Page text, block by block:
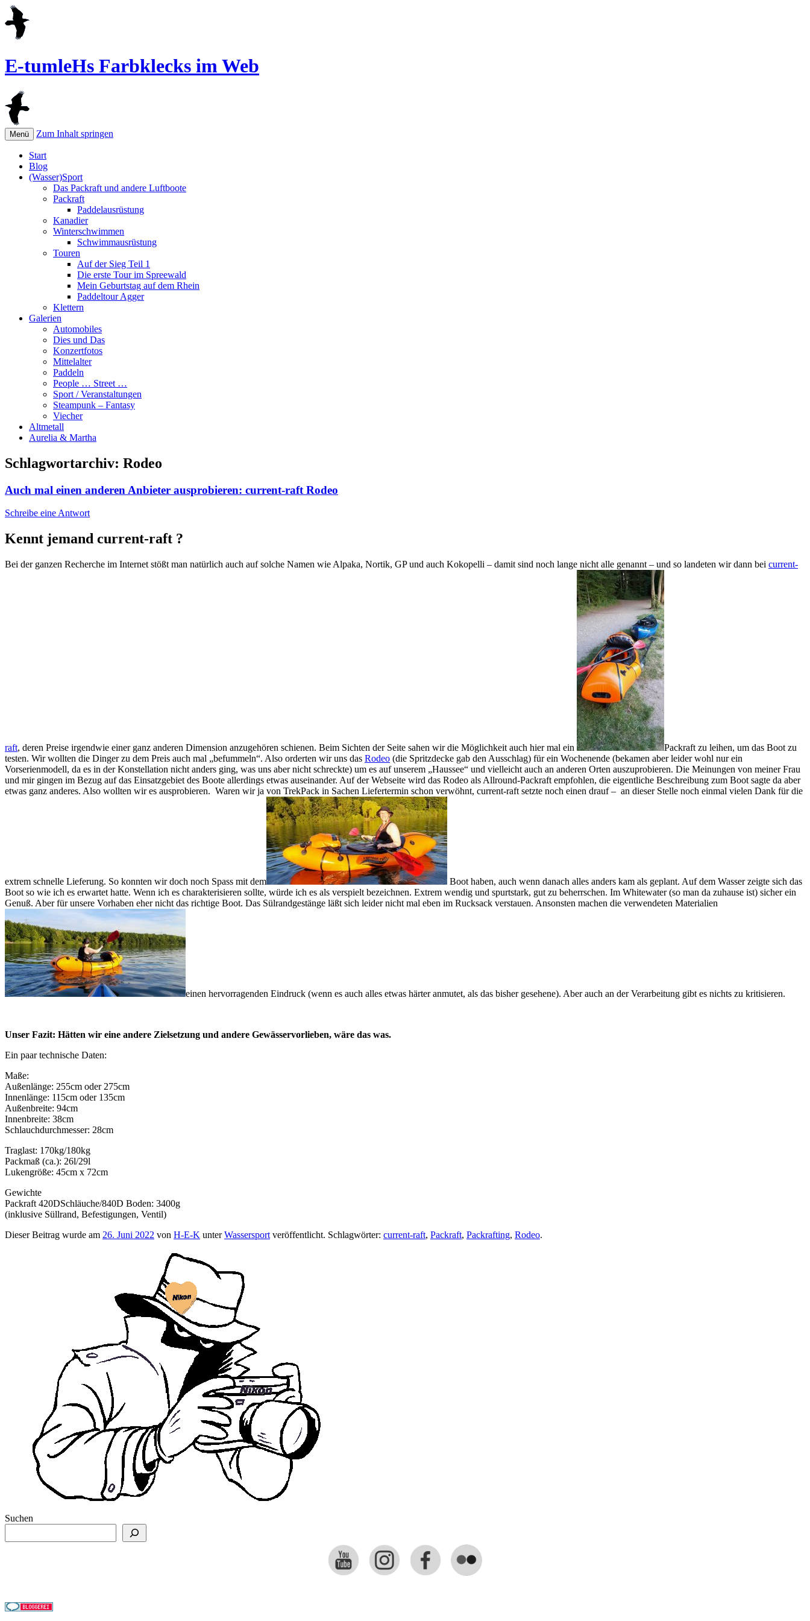
E-tumleHs Farbklecks im Web
Menü Zum Inhalt springen
Start
Blog
(Wasser)Sport
Das Packraft und andere Luftboote
Packraft
Paddelausrüstung
Kanadier
Winterschwimmen
Schwimmausrüstung
Touren
Auf der Sieg Teil 1
Die erste Tour im Spreewald
Mein Geburtstag auf dem Rhein
Paddeltour Agger
Klettern
Galerien
Automobiles
Dies und Das
Konzertfotos
Mittelalter
Paddeln
People … Street …
Sport / Veranstaltungen
Steampunk – Fantasy
Viecher
Altmetall
Aurelia & Martha
Schlagwortarchiv: Rodeo
Auch mal einen anderen Anbieter ausprobieren: current-raft Rodeo
Schreibe eine Antwort
Kennt jemand current-raft ?
Bei der ganzen Recherche im Internet stößt man natürlich auch auf solche Namen wie Alpaka, Nortik, GP und auch Kokopelli – damit sind noch lange nicht alle genannt – und so landeten wir dann bei current-
raft, deren Preise irgendwie einer ganz anderen Dimension anzugehören schienen. Beim Sichten der Seite sahen wir die Möglichkeit auch hier mal ein
Packraft zu leihen, um das Boot zu
testen. Wir wollten die Dinger zu dem Preis auch mal „befummeln“. Also orderten wir uns das Rodeo (die Spritzdecke gab den Ausschlag) für ein Wochenende (bekamen aber leider wohl nur ein
Vorserienmodell, da es in der Konstellation nicht anders ging, was uns aber nicht schreckte) um es auf unserem „Haussee“ und vielleicht auch an anderen Orten auszuprobieren. Die Meinungen von meiner Frau
und mir gingen im Bezug auf das Einsatzgebiet des Boote allerdings etwas auseinander. Auf der Webseite wird das Rodeo als Allround-Packraft empfohlen, die eigentliche Beschreibung zum Boot sagte da aber
etwas ganz anderes. Also wollten wir es ausprobieren. Waren wir ja von TrekPack in Sachen Liefertermin schon verwöhnt, current-raft setzte noch einen drauf – an dieser Stelle noch einmal vielen Dank für die
extrem schnelle Lieferung. So konnten wir doch noch Spass mit dem
Boot haben, auch wenn danach alles anders kam als geplant. Auf dem Wasser zeigte sich das
Boot so wie ich es erwartet hatte. Wenn ich es charakterisieren sollte, würde ich es als verspielt bezeichnen. Extrem wendig und spurtstark, gut zu beherrschen. Im Whitewater (so man da zuhause ist) sicher ein
Genuß. Aber für unsere Vorhaben eher nicht das richtige Boot. Das Sülrandgestänge läßt sich leider nicht mal eben im Rucksack verstauen. Ansonsten machen die verwendeten Materialien
einen hervorragenden Eindruck (wenn es auch alles etwas härter anmutet, als das bisher gesehene). Aber auch an der Verarbeitung gibt es nichts zu kritisieren.
Unser Fazit: Hätten wir eine andere Zielsetzung und andere Gewässervorlieben, wäre das was.
Ein paar technische Daten:
Maße:
Außenlänge: 255cm oder 275cm
Innenlänge: 115cm oder 135cm
Außenbreite: 94cm
Innenbreite: 38cm
Schlauchdurchmesser: 28cm
Traglast: 170kg/180kg
Packmaß (ca.): 26l/29l
Lukengröße: 45cm x 72cm
Gewichte
Packraft 420DSchläuche/840D Boden: 3400g
(inklusive Süllrand, Befestigungen, Ventil)
Dieser Beitrag wurde am 26. Juni 2022 von H-E-K unterWassersport veröffentlicht. Schlagwörter: current-raft, Packraft, Packrafting, Rodeo.
Suchen